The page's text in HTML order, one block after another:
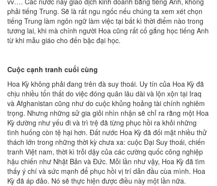
phải tiếng Trung. Sẽ là rất ngu ngốc nếu chúng ta xem xét chọn
tiếng Trung làm ngôn ngữ làm việc tại bất kì thời điểm nào trong
tương lai, khi mà chính người Hoa cũng rất cố gắng học tiếng Anh
từ khi mẫu giáo cho đến bậc đại học.
Cuộc cạnh tranh cuối cùng
Hoa Kỳ không phải đang trên đà suy thoái. Uy tín của Hoa Kỳ đã
chịu nhiều tổn thất do việc đóng quân lâu dài và lộn xộn tại Iraq
và Afghanistan cũng như do cuộc khủng hoảng tài chính nghiêm
trọng. Nhưng những sử gia giỏi nhìn nhận sẽ chỉ ra rằng một Hoa
Kỳ dường như yếu đi và trì trệ đã từng phục hồi ra khỏi những
tình huống còn tệ hại hơn. Đất nước Hoa Kỳ đã đối mặt nhiều thử
thách lớn trong những thời kỳ chưa xa: cuộc Đại Suy thoái, chiến
tranh Việt nam, thời kì trỗi dậy của các cường quốc công nghiệp
hậu chiến như Nhật Bản và Đức. Mỗi lần như vậy, Hoa Kỳ đã tìm
thấy ý chí và sức mạnh để phục hồi vị trí dẫn đầu cùa mình. Hoa
Kỳ đã áp đảo. Nó sẽ thực hiện được điều này một lần nữa.